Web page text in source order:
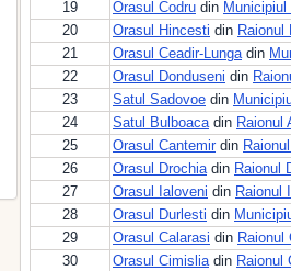
19
Orasul Codru din
20
Orasul Hincesti din Raionul
21
Orasul Ceadir-Lungadin
22
Orasul Donduseni din
23
Satul Sadovoe din
24
Satul Bulboacadin Raionul
25
Orasul Cantemir din
26
Orasul Drochiadin Raionul
27
Orasul Ialoveni din Raionul
28
Orasul Durlesti din
29
Orasul Calarasi din Raionul
30
Orasul Cimisliadin Raionul